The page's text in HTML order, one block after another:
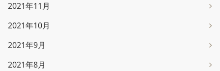
2021年11月
2021年10月
2021年9月
2021年8月